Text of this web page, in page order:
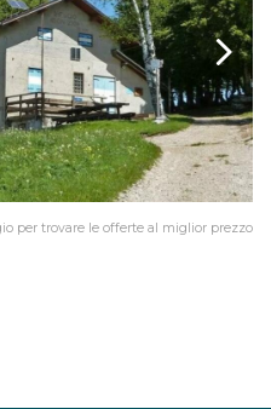
per trovare le offerte al miglior prezzo